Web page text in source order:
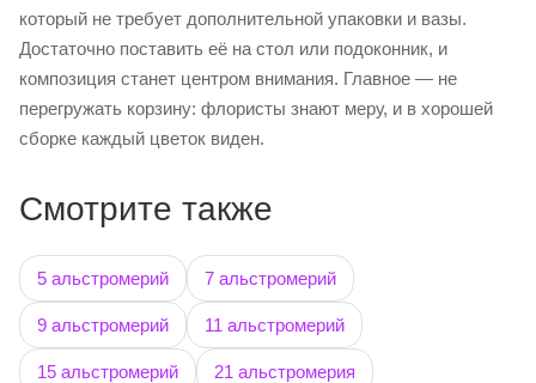
который не требует дополнительной упаковки и вазы.
Достаточно поставить её на стол или подоконник, и
композиция станет центром внимания. Главное — не
перегружать корзину: флористы знают меру, и в хорошей
сборке каждый цветок виден.
Смотрите также
5 альстромерий 7 альстромерий
9 альстромерий 11 альстромерий
15 альстромерий 21 альстромерия